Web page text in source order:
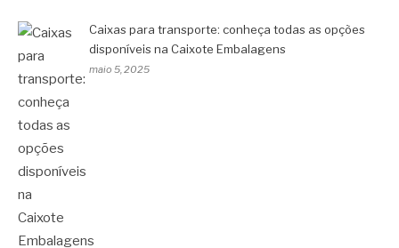
Caixas para transporte: conheça todas as opções
disponíveis na Caixote Embalagens
maio 5, 2025